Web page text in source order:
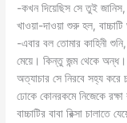
-কখন দিয়েছিস সে তুই
খাওয়া-দাওয়া শুরু হল,
-এবার বল তোমার কাহিনী
মেয়ে। কিন্তু জন্ম থেকে
অত্যাচার সে নিরবে সহ্য
ঢোকে কোনরকমে নিজেকে
বাচ্চাটির বাবা রিক্সা